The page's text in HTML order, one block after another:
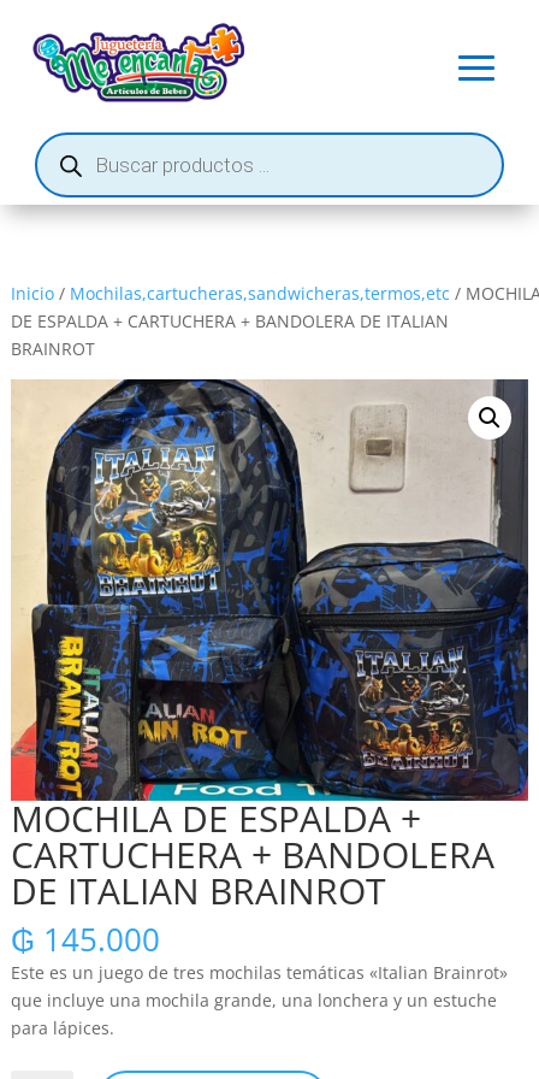
Búsqueda
de
productos
Inicio/ Mochilas,cartucheras,sandwicheras,termos,etc /
DE ESPALDA + CARTUCHERA + BANDOLERA DE ITALIAN
BRAINROT
MOCHILA DE ESPALDA +
CARTUCHERA + BANDOLERA
DE ITALIAN BRAINROT
₲ 145.000
Este es un juego de tres mochilas temáticas «Italian Brainrot»
que incluye una mochila grande, una lonchera y un estuche
para lápices.